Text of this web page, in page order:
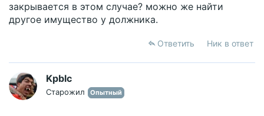
закрывается в этом случае? можно же найти
другое имущество у должника.
Ответить Ник в ответ
Kpblc
Старожил Опытный